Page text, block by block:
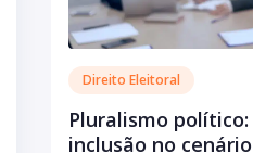
Direito Eleitoral
Pluralismo
inclusão no